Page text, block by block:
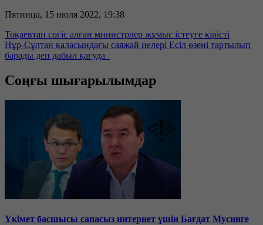
Пятница, 15 июля 2022, 19:38
Тоқаевтан сөгіс алған министрлер жұмыс істеуге кірісті
Нұр-Сұлтан қаласындағы саяжай иелері Есіл өзені тартылып
барады деп дабыл қағуда
Соңғы шығарылымдар
Үкімет басшысы сапасыз интернет үшін Бағдат Мусинге